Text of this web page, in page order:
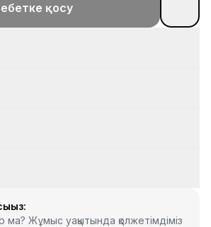
қосу
ма? Жұмыс уақытында қолжетімдіміз